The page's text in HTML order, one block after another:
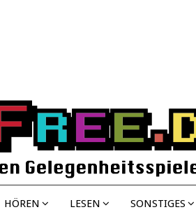
HÖREN LESEN SONSTIGES